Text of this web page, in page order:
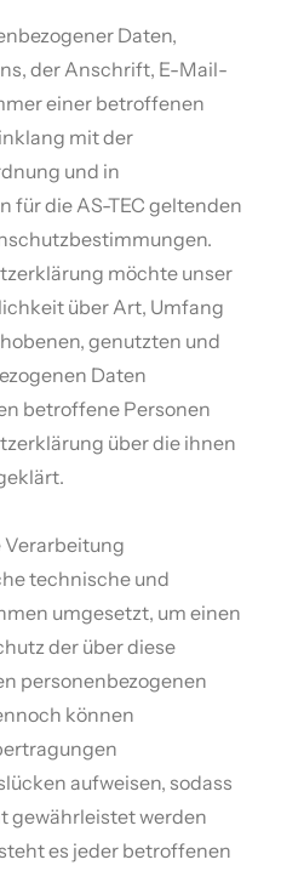
Daten,
der Anschrift, E-Mail-
einer betroffenen
mit der
und in
für die AS-TEC geltenden
möchte unser
über Art, Umfang
genutzten und
Daten
betroffene Personen
über die ihnen
Verarbeitung
technische und
umgesetzt, um einen
der über diese
personenbezogenen
können
aufweisen, sodass
gewährleistet werden
es jeder betroffenen